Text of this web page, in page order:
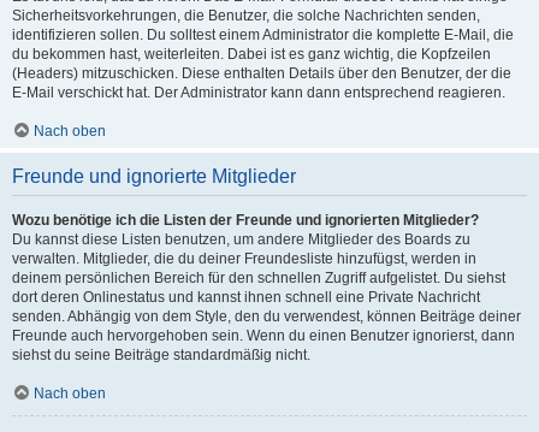
Sicherheitsvorkehrungen, die Benutzer, die solche Nachrichten senden,
identifizieren sollen. Du solltest einem Administrator die komplette E-Mail, die
du bekommen hast, weiterleiten. Dabei ist es ganz wichtig, die Kopfzeilen
(Headers) mitzuschicken. Diese enthalten Details über den Benutzer, der die
E-Mail verschickt hat. Der Administrator kann dann entsprechend reagieren.
Nach oben
Freunde und ignorierte Mitglieder
Wozu benötige ich die Listen der Freunde und ignorierten Mitglieder?
Du kannst diese Listen benutzen, um andere Mitglieder des Boards zu
verwalten. Mitglieder, die du deiner Freundesliste hinzufügst, werden in
deinem persönlichen Bereich für den schnellen Zugriff aufgelistet. Du siehst
dort deren Onlinestatus und kannst ihnen schnell eine Private Nachricht
senden. Abhängig von dem Style, den du verwendest, können Beiträge deiner
Freunde auch hervorgehoben sein. Wenn du einen Benutzer ignorierst, dann
siehst du seine Beiträge standardmäßig nicht.
Nach oben